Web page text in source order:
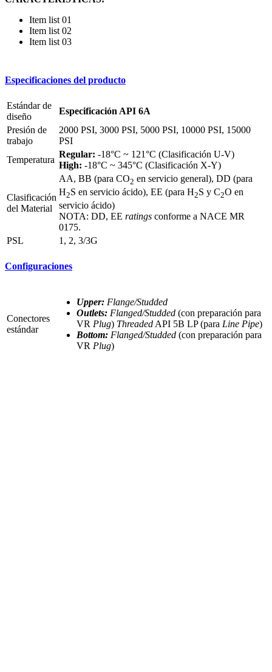
Item list 01
Item list 02
Item list 03
Especificaciones del producto
Estándar de
diseño
Especificación API 6A
Presión de
trabajo
2000 PSI, 3000 PSI, 5000 PSI, 10000 PSI, 15000
PSI
Temperatura
Regular: -18°C ~ 121°C (Clasificación U-V)
High: -18°C ~ 345°C (Clasificación X-Y)
Clasificación
del Material
AA, BB (para CO2 en servicio general), DD (para
H2S en servicio ácido), EE (para H2S y C2O en
servicio ácido)
NOTA: DD, EE ratings conforme a NACE MR
0175.
PSL
1, 2, 3/3G
Configuraciones
Conectores
estándar
Upper: Flange/Studded
Outlets: Flanged/Studded (con preparación para
VR Plug) Threaded API 5B LP (para Line Pipe)
Bottom: Flanged/Studded (con preparación para
VR Plug)